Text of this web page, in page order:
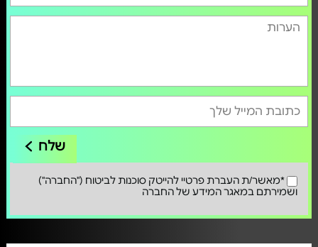
שלח
*מאשר/ת העברת פרטיי להייטק סוכנות לביטוח ("החברה")
ושמירתם במאגר המידע של החברה